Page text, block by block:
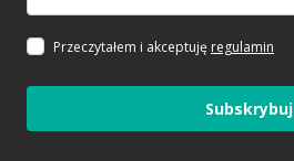
Przeczytałem i akceptuję regulamin
Subskrybuj